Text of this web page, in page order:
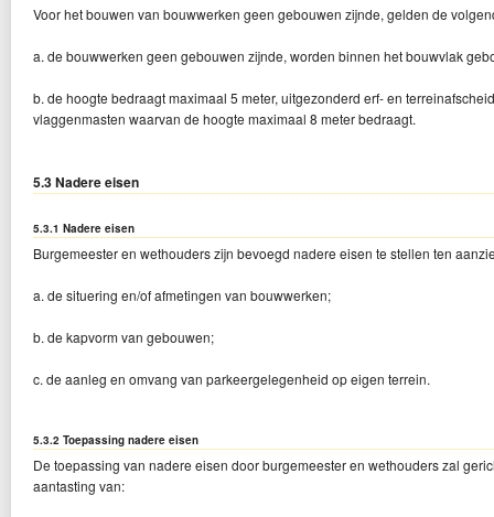
Voor het bouwen van bouwwerken geen gebouwen zijnde, gelden de
a. de bouwwerken geen gebouwen zijnde, worden binnen het bouwvlak
b. de hoogte bedraagt maximaal 5 meter, uitgezonderd erf- en
vlaggenmasten waarvan de hoogte maximaal 8 meter bedraagt.
5.3 Nadere eisen
5.3.1 Nadere eisen
Burgemeester en wethouders zijn bevoegd nadere eisen te stellen ten
a. de situering en/of afmetingen van bouwwerken;
b. de kapvorm van gebouwen;
c. de aanleg en omvang van parkeergelegenheid op eigen terrein.
5.3.2 Toepassing nadere eisen
De toepassing van nadere eisen door burgemeester en wethouders zal
aantasting van: